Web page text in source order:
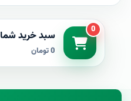
0 سبد خرید شما
0 تومان